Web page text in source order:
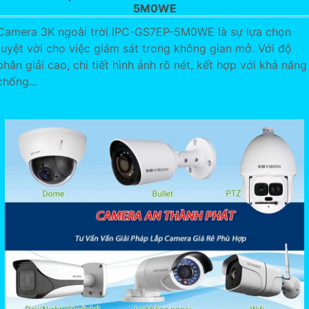
5M0WE
3K ngoài trời IPC-GS7EP-5M0WE là sự lựa chọn
vời cho việc giám sát trong không gian mở. Với độ
giải cao, chi tiết hình ảnh rõ nét, kết hợp với khả năng